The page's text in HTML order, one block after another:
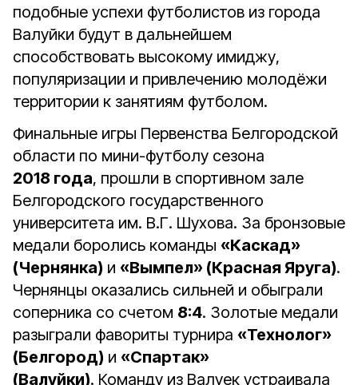
подобные успехи футболистов из города
Валуйки будут в дальнейшем
способствовать высокому имиджу,
популяризации и привлечению молодёжи
территории к занятиям футболом.
Финальные игры Первенства Белгородской
области по мини-футболу сезона
2018 года, прошли в спортивном зале
Белгородского государственного
университета им. В.Г. Шухова. За бронзовые
медали боролись команды «Каскад»
(Чернянка) и «Вымпел» (Красная Яруга).
Чернянцы оказались сильней и обыграли
соперника со счетом 8:4. Золотые медали
разыграли фавориты турнира «Технолог»
(Белгород) и «Спартак»
(Валуйки). Команду из Валуек устраивала